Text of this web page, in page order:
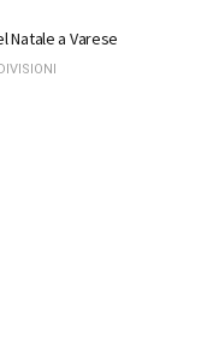
Natale a Varese